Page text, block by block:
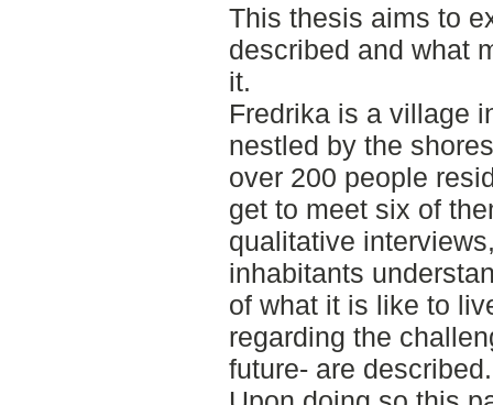
This thesis aims to
described and what
it.
Fredrika is a village
nestled by the
over 200 people
get to meet six of
qualitative
inhabitants
of what it is like to
regarding the
future- are described.